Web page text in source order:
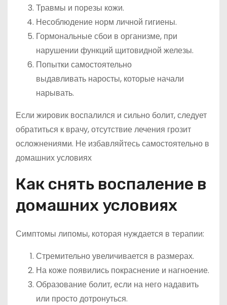
Травмы и порезы кожи.
Несоблюдение норм личной гигиены.
Гормональные сбои в организме, при
нарушении функций щитовидной железы.
Попытки самостоятельно
выдавливать наросты, которые начали
нарывать.
Если жировик воспалился и сильно болит, следует
обратиться к врачу, отсутствие лечения грозит
осложнениями. Не избавляйтесь самостоятельно в
домашних условиях
Как снять воспаление в
домашних условиях
Симптомы липомы, которая нуждается в терапии:
Стремительно увеличивается в размерах.
На коже появились покраснение и нагноение.
Образование болит, если на него надавить
или просто дотронуться.